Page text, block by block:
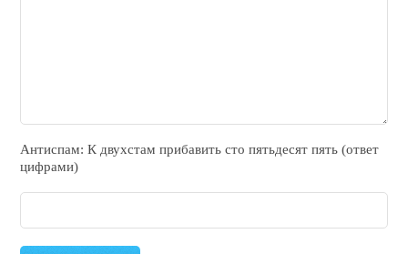
Антиспам: К двухcтам прибавить cто пятьдecят пять (ответ
цифрами)